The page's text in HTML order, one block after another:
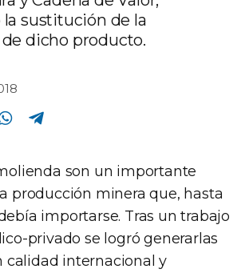
sustitución de la
dicho producto.
Compartir en Whatsapp
son un importante
producción minera que, hasta
importarse. Tras un trabajo
privado se logró generarlas
calidad internacional y